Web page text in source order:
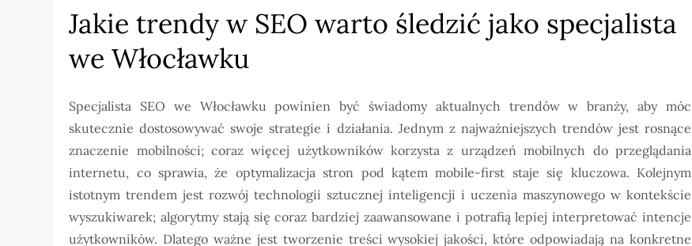
Jakie trendy w SEO warto śledzić jako specjalista
we Włocławku
Specjalista SEO we Włocławku powinien być świadomy aktualnych trendów w branży, aby móc
skutecznie dostosowywać swoje strategie i działania. Jednym z najważniejszych trendów jest rosnące
znaczenie mobilności; coraz więcej użytkowników korzysta z urządzeń mobilnych do przeglądania
internetu, co sprawia, że optymalizacja stron pod kątem mobile-first staje się kluczowa. Kolejnym
istotnym trendem jest rozwój technologii sztucznej inteligencji i uczenia maszynowego w kontekście
wyszukiwarek; algorytmy stają się coraz bardziej zaawansowane i potrafią lepiej interpretować intencje
użytkowników. Dlatego ważne jest tworzenie treści wysokiej jakości, które odpowiadają na konkretne